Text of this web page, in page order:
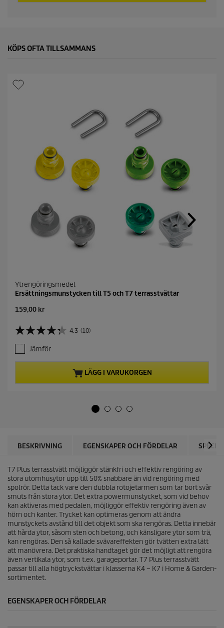
c
KÖPS OFTA TILLSAMMANS
Ytrengöringsmedel
Ersättningsmunstycken till T5 och T7 terrasstvättar
C
r
e
n
t
e
159,00 kr
4.3 (10)
4
.
3
a
o
1
0
r
e
c
e
n
s
i
o
n
e
r
Jämför
LÄGG I VARUKORGEN
BESKRIVNING EGENSKAPER OCH FÖRDELAR
T7 Plus terrasstvätt möjliggör stänkfri och effektiv rengöring av
stora utomhusytor upp till 50% snabbare än vid rengöring med
spolrör. Detta tack vare den dubbla rotojetarmen som tar bort svår
smuts från stora ytor. Det extra powermunstycket, som vid behov
kan aktiveras med pedalen, möjliggör effektiv rengöring även av
hörn och kanter. Trycket kan optimeras genom att ändra
munstyckets avstånd till det objekt som ska rengöras. Detta innebär
att hårda ytor, såsom sten och betong, och känsligare ytor som trä,
kan rengöras. Den så kallade svävareffekten gör tvätten extra lätt
att manövrera. Det praktiska handtaget gör det möjligt att rengöra
även vertikala ytor, som t.ex. garageportar. T7 Plus terrasstvätt
passar till alla högtryckstvättar i klasserna K4 – K7 i Home & Garden-
sortimentet.
EGENSKAPER OCH FÖRDELAR